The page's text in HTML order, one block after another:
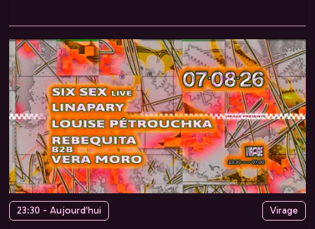
23:30 - Aujourd'hui Virage